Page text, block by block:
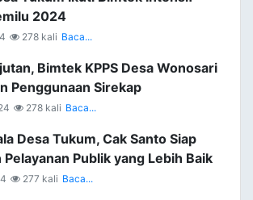
2024
278 kali Baca...
Bimtek KPPS Desa Wonosari
Penggunaan Sirekap
278 kali Baca...
Desa Tukum, Cak Santo Siap
Publik yang Lebih Baik
277 kali Baca...